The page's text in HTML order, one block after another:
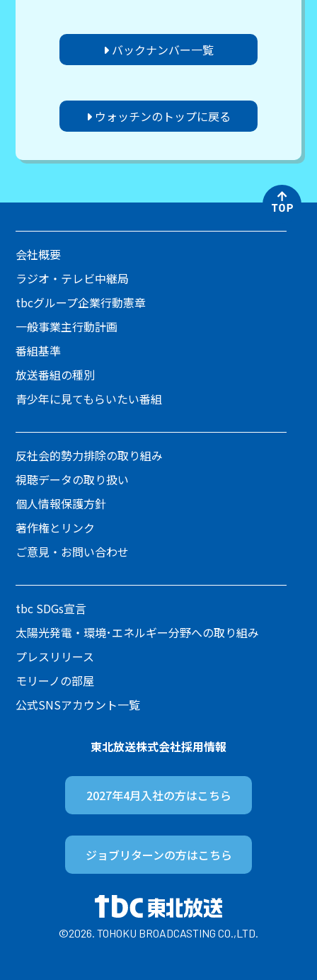
バックナンバー一覧
ウォッチンのトップに戻る
会社概要
ラジオ・テレビ中継局
tbcグループ企業行動憲章
一般事業主行動計画
番組基準
放送番組の種別
青少年に見てもらいたい番組
反社会的勢力排除の取り組み
視聴データの取り扱い
個人情報保護方針
著作権とリンク
ご意見・お問い合わせ
tbc SDGs宣言
太陽光発電・環境･エネルギー分野への取り組み
プレスリリース
モリーノの部屋
公式SNSアカウント一覧
東北放送株式会社採用情報
2027年4月入社の方はこちら
ジョブリターンの方はこちら
©2026. TOHOKU BROADCASTING CO.,LTD.